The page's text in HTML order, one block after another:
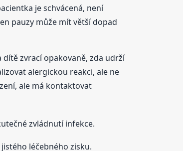
je schvácená, není
pauzy může mít větší dopad
zvrací opakovaně, zda udrží
alergickou reakci, ale ne
ale má kontaktovat
zvládnutí infekce.
léčebného zisku.